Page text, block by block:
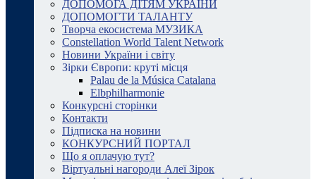
ДОПОМОГА ДІТЯМ УКРАЇНИ
ДОПОМОГТИ ТАЛАНТУ
Творча екосистема МУЗИКА
Constellation World Talent Network
Новини України і світу
Зірки Європи: круті місця
Palau de la Música Catalana
Elbphilharmonie
Конкурсні сторінки
Контакти
Підписка на новини
КОНКУРСНИЙ ПОРТАЛ
Що я оплачую тут?
Віртуальні нагороди Алеї Зірок